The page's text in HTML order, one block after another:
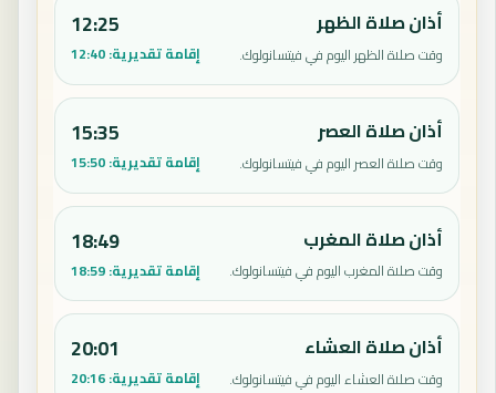
أذان صلاة الظهر
وقت صلاة الظهر اليوم في فيتسانولوك.
12:25
إقامة تقديرية:12:40
أذان صلاة العصر
وقت صلاة العصر اليوم في فيتسانولوك.
15:35
إقامة تقديرية:15:50
أذان صلاة المغرب
وقت صلاة المغرب اليوم في فيتسانولوك.
18:49
إقامة تقديرية:18:59
أذان صلاة العشاء
وقت صلاة العشاء اليوم في فيتسانولوك.
20:01
إقامة تقديرية:20:16